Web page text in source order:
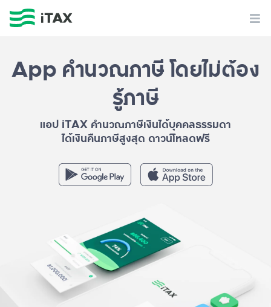
App คำนวณภาษี โดยไม่ต้อง
รู้ภาษี
แอป iTAX คำนวณภาษีเงินได้บุคคลธรรมดา
ได้เงินคืนภาษีสูงสุด ดาวน์โหลดฟรี